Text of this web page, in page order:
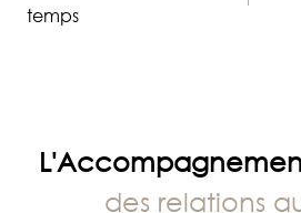
de
temps
des relations